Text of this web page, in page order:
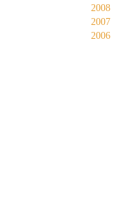
2008
2007
2006